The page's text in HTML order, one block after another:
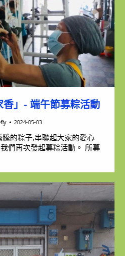
香」- 端午節募粽活動
2024-05-03
的粽子,串聯起大家的愛心
們再次發起募粽活動。 所募